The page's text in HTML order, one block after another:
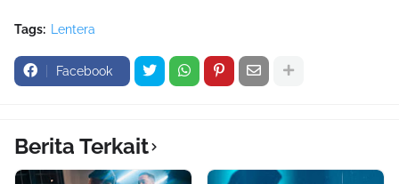
Tags: Lentera
Facebook
Berita Terkait